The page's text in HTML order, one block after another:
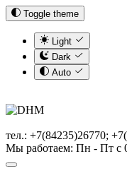
Toggle theme
Light
Dark
Auto
тел.: +7(84235)26770;
Мы работаем: Пн - Пт с